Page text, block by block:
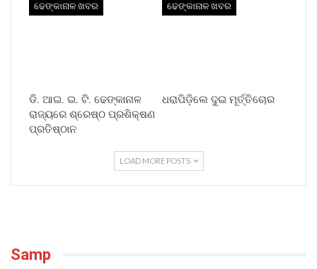
ଢେଙ୍କାନାଳ ଖବର
ଡି. ଆଇ. ଇ. ଟି. ଢେଙ୍କାନାଳ
ରାଜ୍ୟରେ ଶ୍ରେଷ୍ଠ ପ୍ରଶିକ୍ଷଣ
ପ୍ରତିଷ୍ଠାନ
ଢେଙ୍କାନାଳ ଖବର
ଧରାପିଡ଼ିଲେ ଦୁଇ ମୂର୍ତ୍ତିଚୋର
LOAD MORE POSTS
Samp